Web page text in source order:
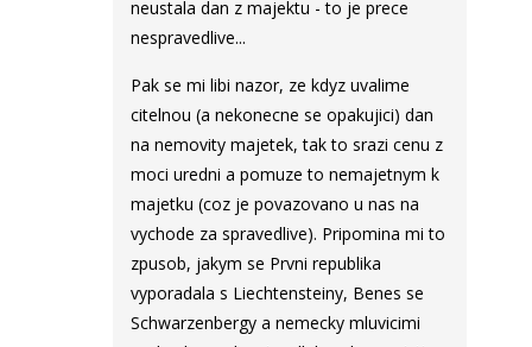
neustala dan z majektu - to je prece
nespravedlive...
Pak se mi libi nazor, ze kdyz uvalime
citelnou (a nekonecne se opakujici) dan
na nemovity majetek, tak to srazi cenu z
moci uredni a pomuze to nemajetnym k
majetku (coz je povazovano u nas na
vychode za spravedlive). Pripomina mi to
zpusob, jakym se Prvni republika
vyporadala s Liechtensteiny, Benes se
Schwarzenbergy a nemecky mluvicimi